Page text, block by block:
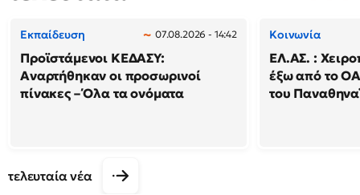
Εκπαίδευση 07.08.2026 - 14:42
Προϊστάμενοι ΚΕΔΑΣΥ:
Αναρτήθηκαν οι προσωρινοί
πίνακες – Όλα τα ονόματα
Κοινωνία
ΕΛ.ΑΣ. :
έξω από το
του
τελευταία νέα